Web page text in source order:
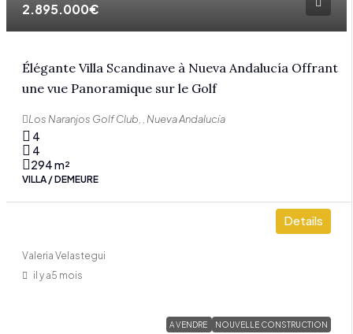
2.895.000€
Élégante Villa Scandinave à Nueva Andalucía Offrant
une vue Panoramique sur le Golf
Los Naranjos Golf Club, , Nueva Andalucía
4
4
294m²
VILLA / DEMEURE
Details
Valeria Velastegui
il y a5 mois
A VENDRE NOUVELLE CONSTRUCTION